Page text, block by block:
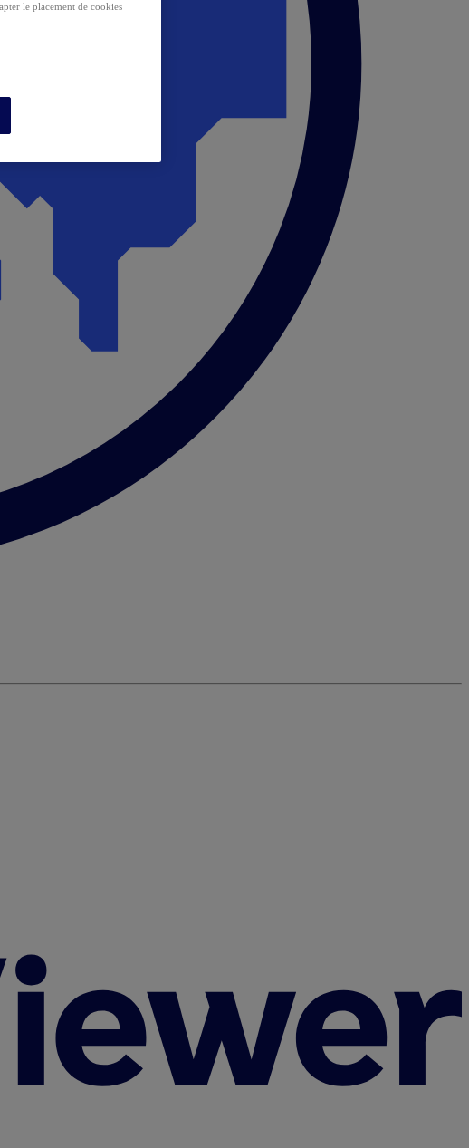
le placement de cookies